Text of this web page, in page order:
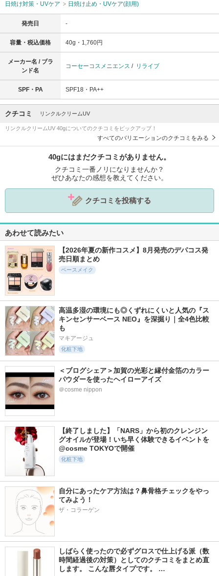
日焼け対策・UVケア
日焼け止め・UVケア(顔用)
発売日 -
容量・税込価格 40g・1,760円
メーカー名 / ブラ
ンド名
コーセーコスメニエンス / リライブ
SPF・PA SPF18・PA++
クチコミ リンクルクリームUV
リンクルクリームUV 40gについてのクチコミをピックアップ！
すべてのバリエーションのクチコミをみる
40gにはまだクチコミがありません。
クチコミ一番ノリになりませんか？
ぜひあなたの感想を教えてください。
クチコミを投稿する
あわせて読みたい
【2026年夏の新作コスメ】8月発売のデパコス発
売日順まとめ
ベースメイク
高温多湿の環境にも◎くずれにくいと人気の『ス
キンセンサーベース NEO』を深掘り｜全4色比較
も
マキアージュ
化粧下地
＜ブログシェア＞加賀の光彩と縁付金箔のカラー
パウダーを使ったヘイローアイズ
＠cosme nippon
【終了しました】「NARS」から初のクレンジン
グオイルが登場！いち早く体験できるイベントを
@cosme TOKYOで開催
化粧下地
自分にあったケア方法は？鼻骨格チェックをやっ
てみよう！
ザ・コラーゲン
しばらく使ったので必ずグロスで仕上げる派（数
時間経過後の対策）としてのクチコミをまとめ直
します。 こんな唇タイプです。 …